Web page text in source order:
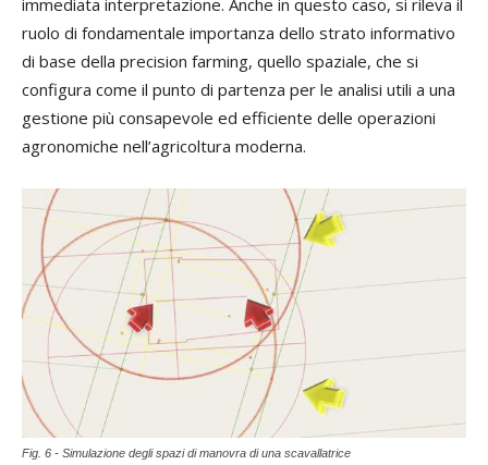
ruolo di fondamentale importanza dello strato informativo
di base della precision farming, quello spaziale, che si
configura come il punto di partenza per le analisi utili a una
gestione più consapevole ed efficiente delle operazioni
agronomiche nell’agricoltura moderna.
Fig. 6 - Simulazione degli spazi di manovra di una scavallatrice